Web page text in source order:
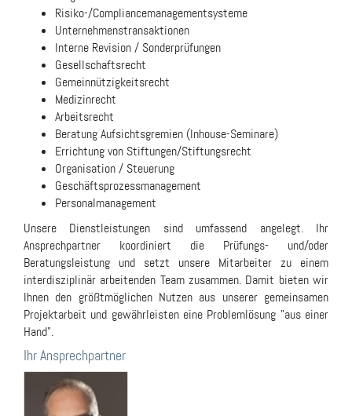
Risiko-/Compliancemanagementsysteme
Unternehmenstransaktionen
Interne Revision / Sonderprüfungen
Gesellschaftsrecht
Gemeinnützigkeitsrecht
Medizinrecht
Arbeitsrecht
Beratung Aufsichtsgremien (Inhouse-Seminare)
Errichtung von Stiftungen/Stiftungsrecht
Organisation / Steuerung
Geschäftsprozessmanagement
Personalmanagement
Unsere Dienstleistungen sind umfassend angelegt. Ihr
Ansprechpartner koordiniert die Prüfungs- und/oder
Beratungsleistung und setzt unsere Mitarbeiter zu einem
interdisziplinär arbeitenden Team zusammen. Damit bieten wir
Ihnen den größtmöglichen Nutzen aus unserer gemeinsamen
Projektarbeit und gewährleisten eine Problemlösung "aus einer
Hand".
Ihr Ansprechpartner